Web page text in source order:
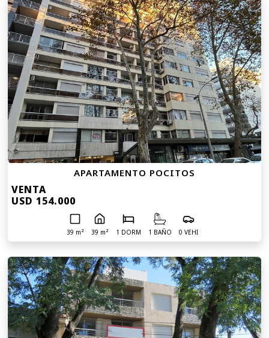
APARTAMENTO POCITOS
VENTA
USD 154.000
39 m² 39 m² 1 DORM 1 BAÑO 0 VEHI